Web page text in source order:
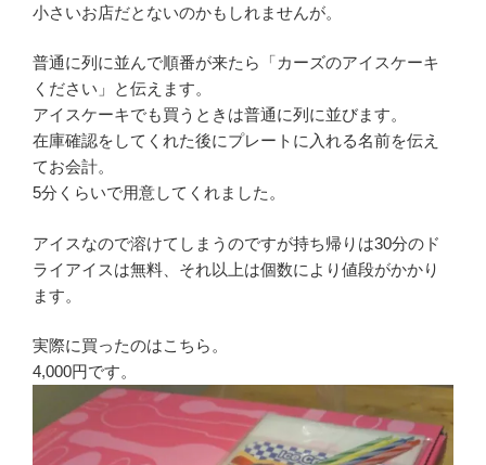
小さいお店だとないのかもしれませんが。
普通に列に並んで順番が来たら「カーズのアイスケーキ
ください」と伝えます。
アイスケーキでも買うときは普通に列に並びます。
在庫確認をしてくれた後にプレートに入れる名前を伝え
てお会計。
5分くらいで用意してくれました。
アイスなので溶けてしまうのですが持ち帰りは30分のド
ライアイスは無料、それ以上は個数により値段がかかり
ます。
実際に買ったのはこちら。
4,000円です。